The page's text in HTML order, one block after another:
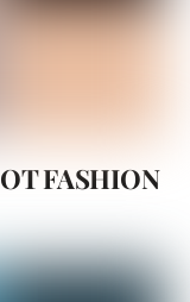
FASHION